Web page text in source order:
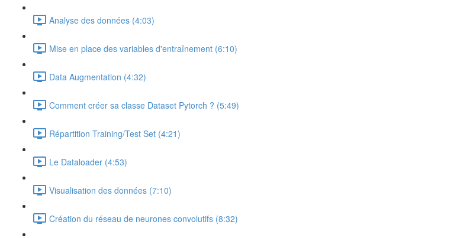
Analyse des données (4:03)
Mise en place des variables d'entraînement (6:10)
Data Augmentation (4:32)
Comment créer sa classe Dataset Pytorch ? (5:49)
Répartition Training/Test Set (4:21)
Le Dataloader (4:53)
Visualisation des données (7:10)
Création du réseau de neurones convolutifs (8:32)